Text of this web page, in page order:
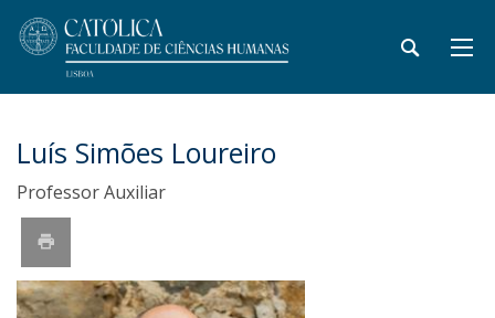
Luís Simões Loureiro
Professor Auxiliar